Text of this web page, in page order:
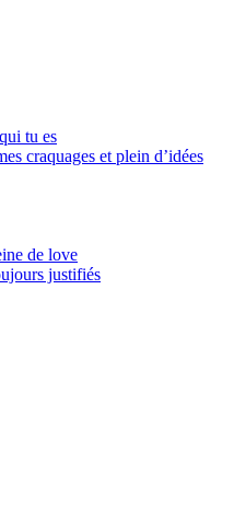
tu es
craquages et plein d’idées
de love
justifiés